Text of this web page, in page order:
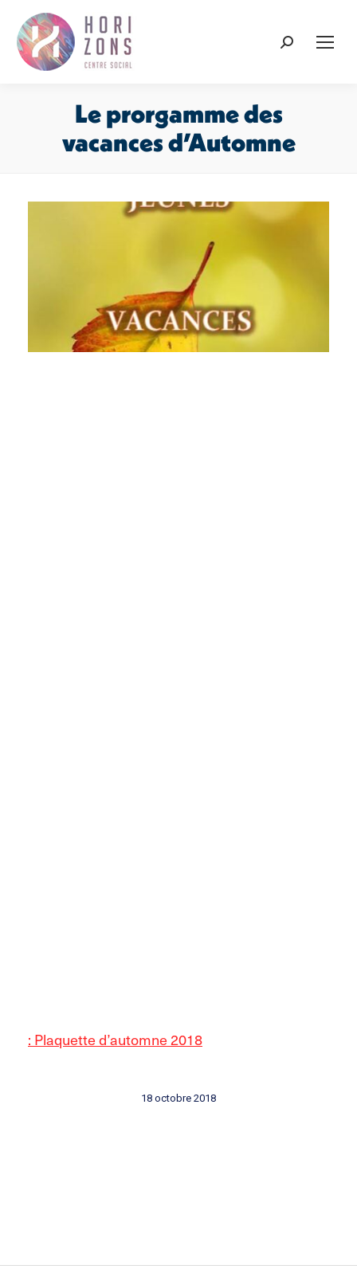
Recherche
Le prorgamme des
vacances d’Automne
: Plaquette d’automne 2018
18 octobre 2018